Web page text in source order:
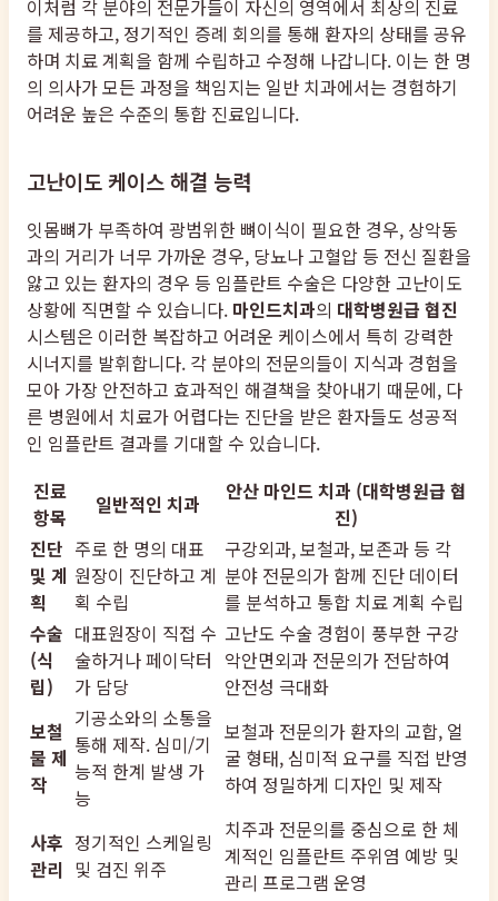
이처럼 각 분야의 전문가들이 자신의 영역에서 최상의 진료
를 제공하고, 정기적인 증례 회의를 통해 환자의 상태를 공유
하며 치료 계획을 함께 수립하고 수정해 나갑니다. 이는 한 명
의 의사가 모든 과정을 책임지는 일반 치과에서는 경험하기
어려운 높은 수준의 통합 진료입니다.
고난이도 케이스 해결 능력
잇몸뼈가 부족하여 광범위한 뼈이식이 필요한 경우, 상악동
과의 거리가 너무 가까운 경우, 당뇨나 고혈압 등 전신 질환을
앓고 있는 환자의 경우 등 임플란트 수술은 다양한 고난이도
상황에 직면할 수 있습니다. 마인드치과의 대학병원급 협진
시스템은 이러한 복잡하고 어려운 케이스에서 특히 강력한
시너지를 발휘합니다. 각 분야의 전문의들이 지식과 경험을
모아 가장 안전하고 효과적인 해결책을 찾아내기 때문에, 다
른 병원에서 치료가 어렵다는 진단을 받은 환자들도 성공적
인 임플란트 결과를 기대할 수 있습니다.
진료
항목
일반적인 치과
안산 마인드 치과 (대학병원급 협
진)
진단
및 계
획
주로 한 명의 대표
원장이 진단하고 계
획 수립
구강외과, 보철과, 보존과 등 각
분야 전문의가 함께 진단 데이터
를 분석하고 통합 치료 계획 수립
수술
(식
립)
대표원장이 직접 수
술하거나 페이닥터
가 담당
고난도 수술 경험이 풍부한 구강
악안면외과 전문의가 전담하여
안전성 극대화
보철
물 제
작
기공소와의 소통을
통해 제작. 심미/기
능적 한계 발생 가
능
보철과 전문의가 환자의 교합, 얼
굴 형태, 심미적 요구를 직접 반영
하여 정밀하게 디자인 및 제작
사후
관리
정기적인 스케일링
및 검진 위주
치주과 전문의를 중심으로 한 체
계적인 임플란트 주위염 예방 및
관리 프로그램 운영